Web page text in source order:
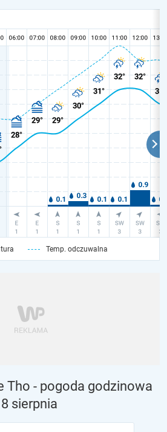
Temp. odczuwalna
Tho - pogoda godzinowa
sierpnia